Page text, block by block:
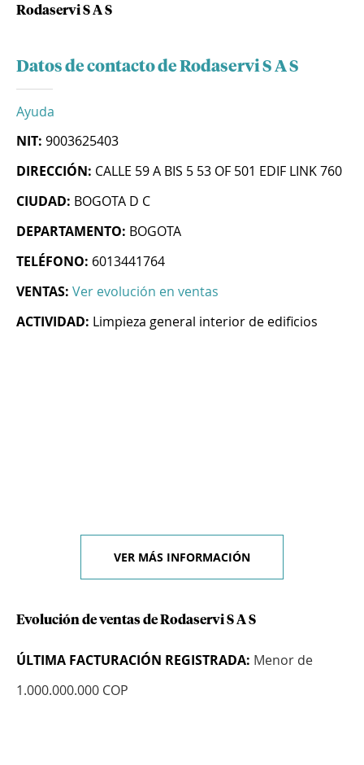
Rodaservi S A S
Datos de contacto de Rodaservi S A S
Ayuda
NIT: 9003625403
DIRECCIÓN: CALLE 59 A BIS 5 53 OF 501 EDIF LINK 760
CIUDAD: BOGOTA D C
DEPARTAMENTO: BOGOTA
TELÉFONO: 6013441764
VENTAS: Ver evolución en ventas
ACTIVIDAD: Limpieza general interior de edificios
VER MÁS INFORMACIÓN
Evolución de ventas de Rodaservi S A S
ÚLTIMA FACTURACIÓN REGISTRADA: Menor de
1.000.000.000 COP